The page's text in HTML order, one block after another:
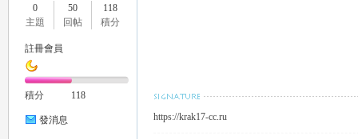
0
主題
50
回帖
118
積分
註冊會員
積分 118
發消息 https://krak17-cc.ru